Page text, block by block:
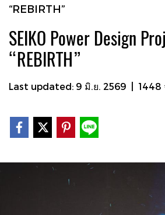
“REBIRTH”
SEIKO Power Design
“REBIRTH”
Last updated: 9 มิ.ย. 2569 1448